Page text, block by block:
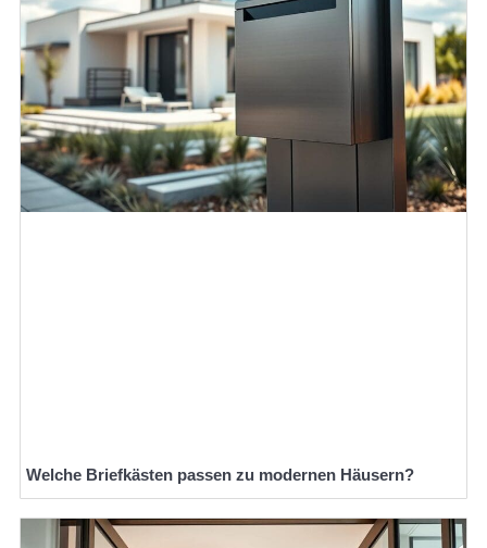
Welche Briefkästen passen zu modernen Häusern?